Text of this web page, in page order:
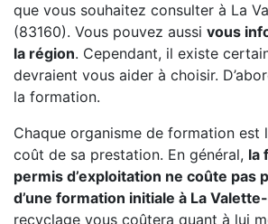
que vous souhaitez consulter à La
(83160). Vous pouvez aussi vous
la région. Cependant, il existe
devraient vous aider à choisir.
la formation.
Chaque organisme de formation est
coût de sa prestation. En général, la
permis d’exploitation ne coûte pas
d’une formation initiale à La
recyclage vous coûtera quant à lui